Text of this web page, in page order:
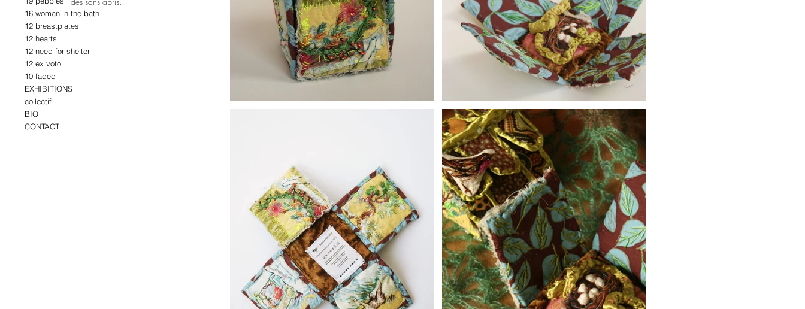
16 woman in the bath
12 breastplates
12 hearts
12 need for shelter
12 ex voto
10 faded
EXHIBITIONS
collectif
BIO
CONTACT